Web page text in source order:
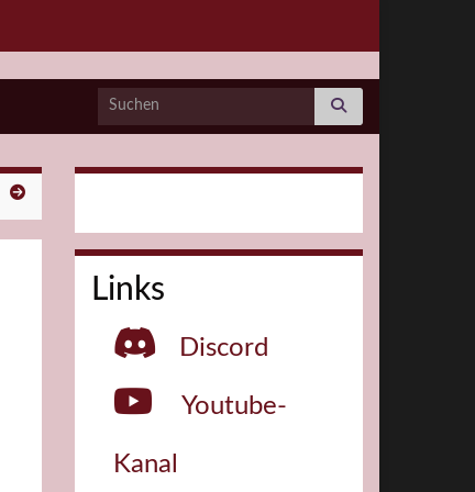
Links
Discord
Youtube-
Kanal